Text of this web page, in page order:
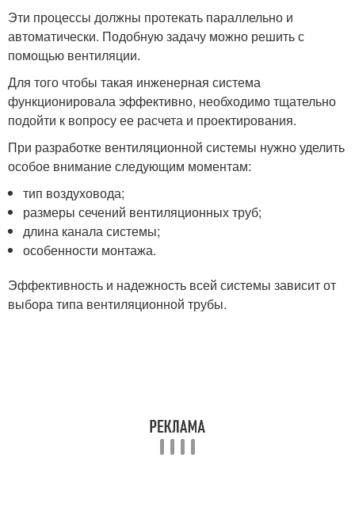
Эти процессы должны протекать параллельно и
автоматически. Подобную задачу можно решить с
помощью вентиляции.
Для того чтобы такая инженерная система
функционировала эффективно, необходимо тщательно
подойти к вопросу ее расчета и проектирования.
При разработке вентиляционной системы нужно уделить
особое внимание следующим моментам:
тип воздуховода;
размеры сечений вентиляционных труб;
длина канала системы;
особенности монтажа.
Эффективность и надежность всей системы зависит от
выбора типа вентиляционной трубы.